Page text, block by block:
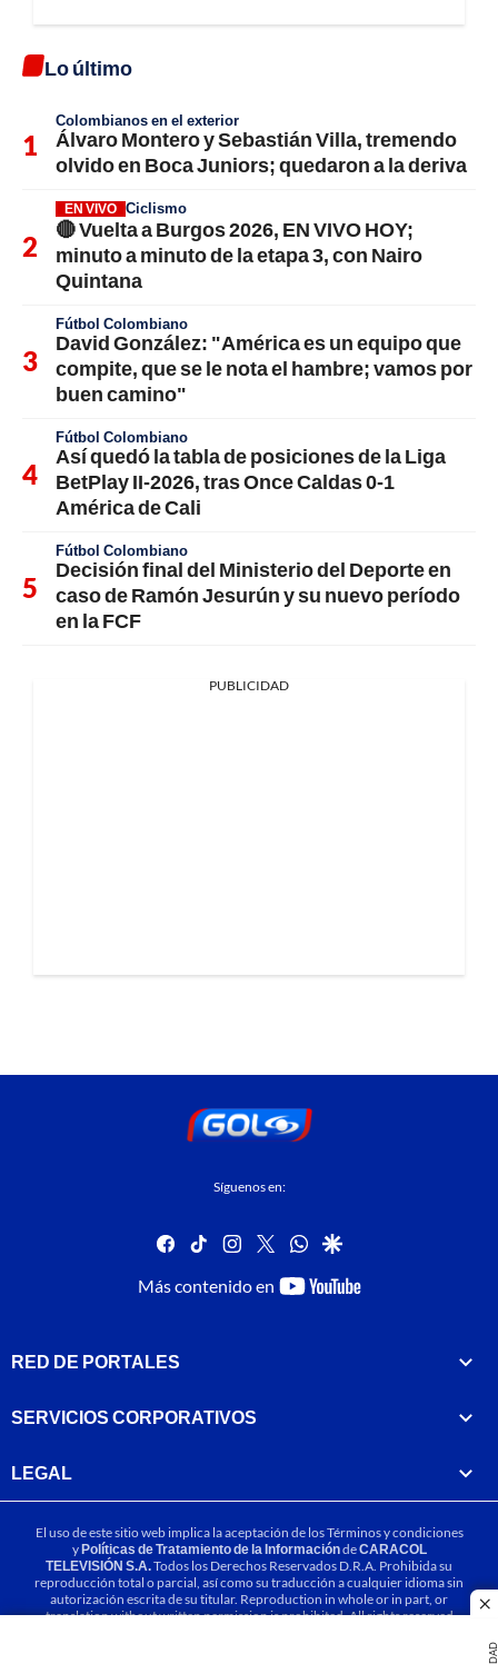
Lo último
Colombianos en el exterior
Álvaro Montero y Sebastián Villa, tremendo
olvido en Boca Juniors; quedaron a la deriva
EN VIVO Ciclismo
🔴 Vuelta a Burgos 2026, EN VIVO HOY;
minuto a minuto de la etapa 3, con Nairo
Quintana
Fútbol Colombiano
David González: "América es un equipo que
compite, que se le nota el hambre; vamos por
buen camino"
Fútbol Colombiano
Así quedó la tabla de posiciones de la Liga
BetPlay II-2026, tras Once Caldas 0-1
América de Cali
Fútbol Colombiano
Decisión final del Ministerio del Deporte en
caso de Ramón Jesurún y su nuevo período
en la FCF
PUBLICIDAD
Síguenos en:
facebook
tiktok instagram
twitterwhatsapp
google
Más contenido en
youtube-
RED DE PORTALES
SERVICIOS CORPORATIVOS
LEGAL
El uso de este sitio web implica la aceptación de losTérminos y condiciones
yPolíticas de Tratamiento de la InformacióndeCARACOL
TELEVISIÓN S.A.Todos los Derechos Reservados D.R.A. Prohibida su
reproducción total o parcial, así como su traducción a cualquier idioma sin
autorización escrita de su titular. Reproduction in whole or in part, or
translation without written permission is prohibited. All rights reserved